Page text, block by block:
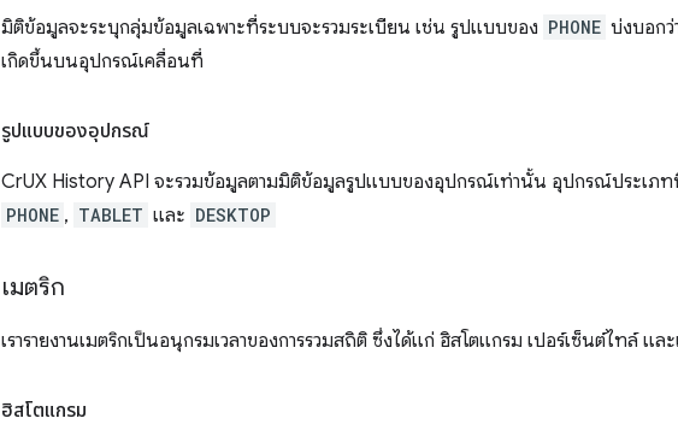
มิติข้อมูลจะระบุกลุ่มข้อมูลเฉพาะที่ระบบจะรวมระเบียน เช่น รูปแบบของ PHONE บ่งบอกว่
เกิดขึ้นบนอุปกรณ์เคลื่อนที่
รูปแบบของอุปกรณ์
CrUX History API จะรวมข้อมูลตามมิติข้อมูลรูปแบบของอุปกรณ์เท่านั้น อุปกรณ์ประเภ
PHONE , TABLET และ DESKTOP
เมตริก
เรารายงานเมตริกเป็นอนุกรมเวลาของการรวมสถิติ ซึ่งได้แก่ ฮิสโตแกรม เปอร์เซ็นต์ไทล์ แล
ฮิสโตแกรม